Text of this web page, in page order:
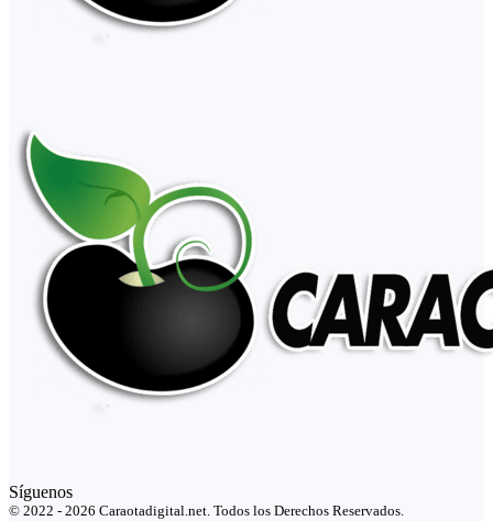
Síguenos
© 2022 - 2026 Caraotadigital.net. Todos los Derechos Reservados.